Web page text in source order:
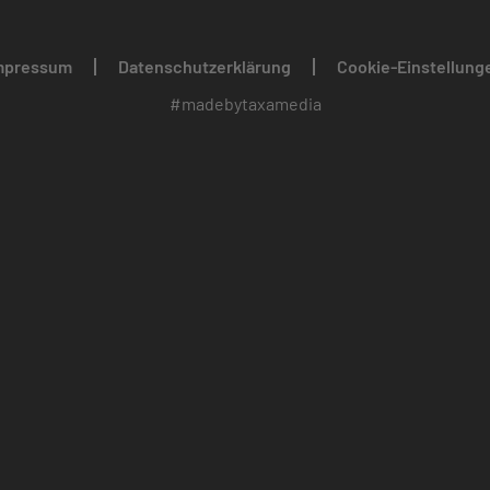
Datenschutzerklärung
Cookie-
#madebytaxamedia